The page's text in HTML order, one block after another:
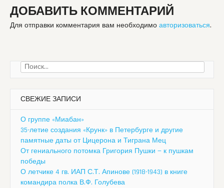
ДОБАВИТЬ КОММЕНТАРИЙ
Для отправки комментария вам необходимо авторизоваться.
Найти:
СВЕЖИЕ ЗАПИСИ
О группе «Миабан»
35-летие создания «Крунк» в Петербурге и другие
памятные даты от Цицерона и Тиграна Мец
От гениального потомка Григория Пушки — к пушкам
победы
О летчике 4 гв. ИАП С.Т. Апинове (1918-1943) в книге
командира полка В.Ф. Голубева